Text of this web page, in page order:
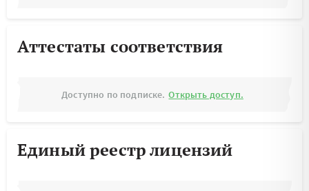
Аттестаты соответствия
Доступно по подписке. Открыть доступ.
Единый реестр лицензий